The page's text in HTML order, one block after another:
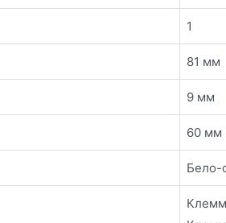
1
81 мм
9 мм
60 мм
Бело-